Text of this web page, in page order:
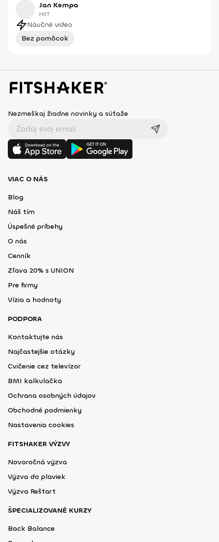
Jan Kempa
HIIT
Náučné video
Bez pomôcok
Nezmeškaj žiadne novinky a súťaže
VIAC O NÁS
Blog
Náš tím
Úspešné príbehy
O nás
Cenník
Zľava 20% s UNION
Pre firmy
Vízia a hodnoty
PODPORA
Kontaktujte nás
Najčastejšie otázky
Cvičenie cez televízor
BMI kalkulačka
Ochrana osobných údajov
Obchodné podmienky
Nastavenia cookies
FITSHAKER VÝZVY
Novoročná výzva
Výzva do plaviek
Výzva Reštart
ŠPECIALIZOVANÉ KURZY
Back Balance